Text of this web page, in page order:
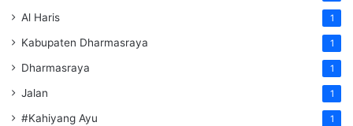
Al Haris 1
Kabupaten Dharmasraya 1
Dharmasraya 1
Jalan 1
#Kahiyang Ayu 1